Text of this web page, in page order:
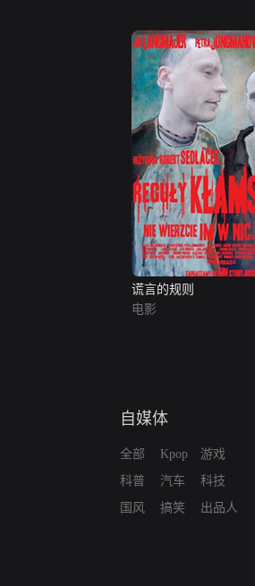
谎言的规则
电影
自媒体
全部
科普
国风
Kpop
汽车
搞笑
游戏
科技
出品人